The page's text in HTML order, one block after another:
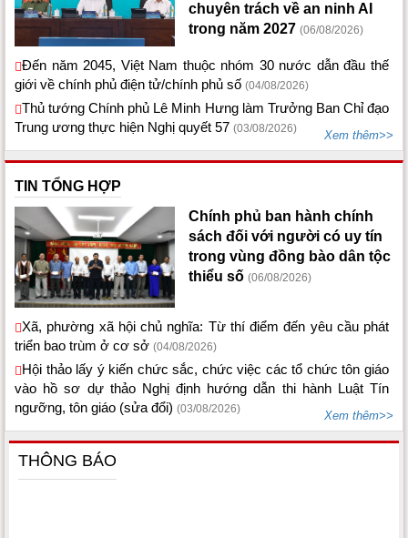
chuyên trách về an ninh AI
trong năm 2027 (06/08/2026)
Đến năm 2045, Việt Nam thuộc nhóm 30 nước dẫn đầu thế
giới về chính phủ điện tử/chính phủ số (04/08/2026)
Thủ tướng Chính phủ Lê Minh Hưng làm Trưởng Ban Chỉ đạo
Trung ương thực hiện Nghị quyết 57 (03/08/2026) Xem thêm>>
TIN TỔNG HỢP
Chính phủ ban hành chính
sách đối với người có uy tín
trong vùng đồng bào dân tộc
thiểu số (06/08/2026)
Xã, phường xã hội chủ nghĩa: Từ thí điểm đến yêu cầu phát
triển bao trùm ở cơ sở (04/08/2026)
Hội thảo lấy ý kiến chức sắc, chức việc các tổ chức tôn giáo
vào hồ sơ dự thảo Nghị định hướng dẫn thi hành Luật Tín
ngưỡng, tôn giáo (sửa đổi) (03/08/2026) Xem thêm>>
THÔNG BÁO